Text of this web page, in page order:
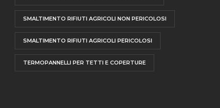
SMALTIMENTO RIFIUTI AGRICOLI NON PERICOLOSI
SMALTIMENTO RIFIUTI AGRICOLI PERICOLOSI
TERMOPANNELLI PER TETTI E COPERTURE